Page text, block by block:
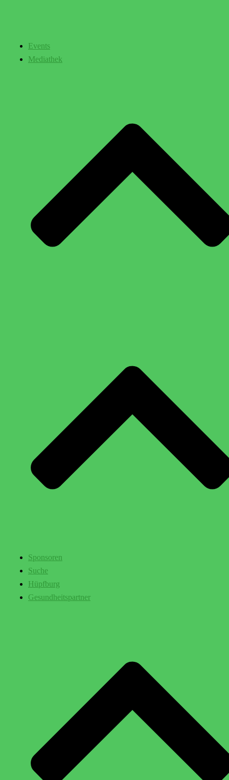
Events
Mediathek
Sponsoren
Suche
Hüpfburg
Gesundheitspartner